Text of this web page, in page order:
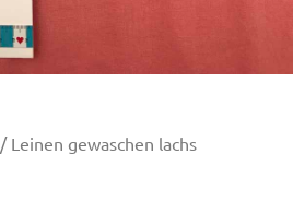
/ Leinen gewaschen lachs